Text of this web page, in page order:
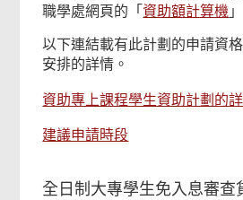
職學處網頁的「 資助額計算機
以下連結載有此計劃的申請資
安排的詳情。
資助專上課程學生資助計劃的
建議申請時段
全日制大專學生免入息審查
嗎？